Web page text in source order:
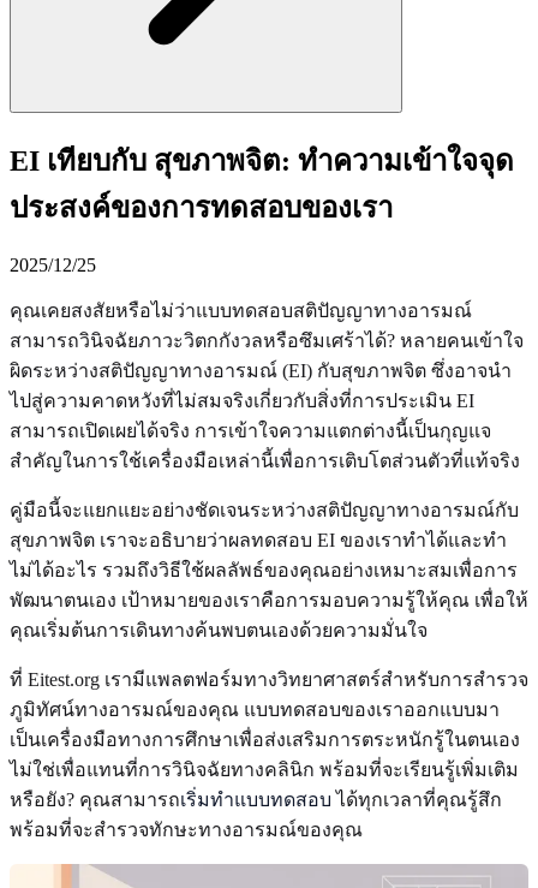
EI เทียบกับ สุขภาพจิต: ทำความเข้าใจจุด
ประสงค์ของการทดสอบของเรา
2025/12/25
คุณเคยสงสัยหรือไม่ว่าแบบทดสอบสติปัญญาทางอารมณ์
สามารถวินิจฉัยภาวะวิตกกังวลหรือซึมเศร้าได้? หลายคนเข้าใจ
ผิดระหว่างสติปัญญาทางอารมณ์ (EI) กับสุขภาพจิต ซึ่งอาจนำ
ไปสู่ความคาดหวังที่ไม่สมจริงเกี่ยวกับสิ่งที่การประเมิน EI
สามารถเปิดเผยได้จริง การเข้าใจความแตกต่างนี้เป็นกุญแจ
สำคัญในการใช้เครื่องมือเหล่านี้เพื่อการเติบโตส่วนตัวที่แท้จริง
คู่มือนี้จะแยกแยะอย่างชัดเจนระหว่างสติปัญญาทางอารมณ์กับ
สุขภาพจิต เราจะอธิบายว่าผลทดสอบ EI ของเราทำได้และทำ
ไม่ได้อะไร รวมถึงวิธีใช้ผลลัพธ์ของคุณอย่างเหมาะสมเพื่อการ
พัฒนาตนเอง เป้าหมายของเราคือการมอบความรู้ให้คุณ เพื่อให้
คุณเริ่มต้นการเดินทางค้นพบตนเองด้วยความมั่นใจ
ที่ Eitest.org เรามีแพลตฟอร์มทางวิทยาศาสตร์สำหรับการสำรวจ
ภูมิทัศน์ทางอารมณ์ของคุณ แบบทดสอบของเราออกแบบมา
เป็นเครื่องมือทางการศึกษาเพื่อส่งเสริมการตระหนักรู้ในตนเอง
ไม่ใช่เพื่อแทนที่การวินิจฉัยทางคลินิก พร้อมที่จะเรียนรู้เพิ่มเติม
หรือยัง? คุณสามารถเริ่มทำแบบทดสอบ ได้ทุกเวลาที่คุณรู้สึก
พร้อมที่จะสำรวจทักษะทางอารมณ์ของคุณ